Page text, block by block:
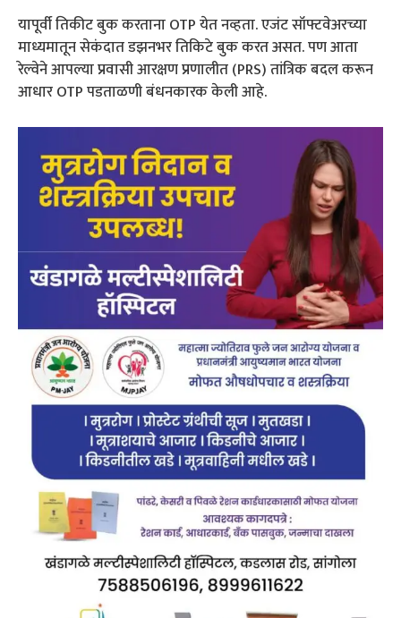
यापूर्वी तिकीट बुक करताना OTP येत नव्हता. एजंट सॉफ्टवेअरच्या
माध्यमातून सेकंदात डझनभर तिकिटे बुक करत असत. पण आता
रेल्वेने आपल्या प्रवासी आरक्षण प्रणालीत (PRS) तांत्रिक बदल करून
आधार OTP पडताळणी बंधनकारक केली आहे.